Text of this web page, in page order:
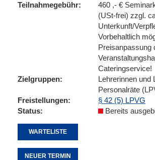
Teilnahmegebühr
460 ,- €
(USt-frei) zzgl.
Unterkunft/
Vorbehaltlich
Preisanpassung
Cateringservice!
Zielgruppen
Lehrerinnen und
Personalräte
Freistellungen
§ 42 (5) LPVG
Status
Bereits
WARTELISTE
NEUER TERMIN